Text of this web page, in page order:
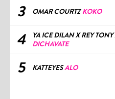
3 OMAR COURTZKOKO
4
YA ICE DILAN X REY
DICHAVATE
5 KATTEYESALO